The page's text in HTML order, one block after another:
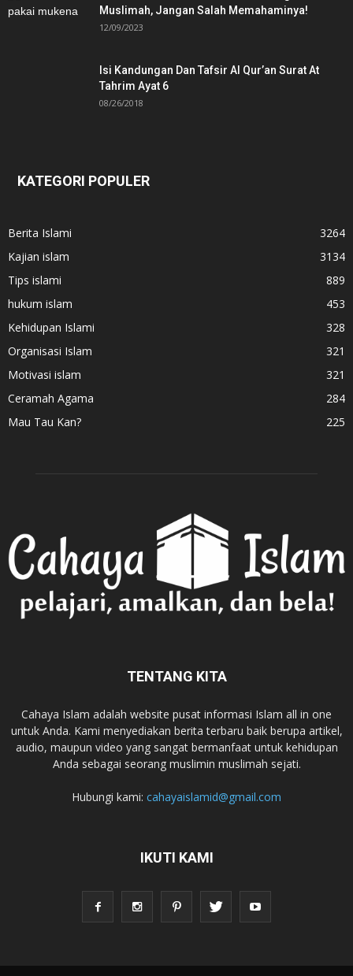
Muslimah, Jangan Salah Memahaminya!
12/09/2023
Isi Kandungan Dan Tafsir Al Qur’an Surat At
Tahrim Ayat 6
08/26/2018
KATEGORI POPULER
Berita Islami
3264
Kajian islam
3134
Tips islami
889
hukum islam
453
Kehidupan Islami
328
Organisasi Islam
321
Motivasi islam
321
Ceramah Agama
284
Mau Tau Kan?
225
TENTANG KITA
Cahaya Islam adalah website pusat informasi Islam all in one
untuk Anda. Kami menyediakan berita terbaru baik berupa artikel,
audio, maupun video yang sangat bermanfaat untuk kehidupan
Anda sebagai seorang muslimin muslimah sejati.
Hubungi kami: cahayaislamid@gmail.com
IKUTI KAMI